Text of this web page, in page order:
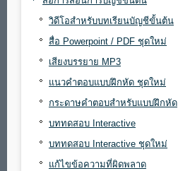
วิดีโอสำหรับบทเรียนบัญชีขั้นต้น
สื่อ Powerpoint / PDF ชุดใหม่
เสียงบรรยาย MP3
แนวคำตอบแบบฝึกหัด ชุดใหม่
กระดาษคำตอบสำหรับแบบฝึกหัด
บททดสอบ Interactive
บททดสอบ Interactive ชุดใหม่
แก้ไขข้อความที่ผิดพลาด